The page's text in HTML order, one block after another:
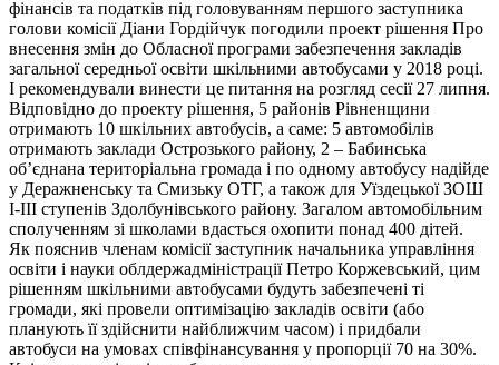
фінансів та податків під головуванням першого заступника
голови комісії Діани Гордійчук погодили проект рішення Про
внесення змін до Обласної програми забезпечення закладів
загальної середньої освіти шкільними автобусами у 2018 році.
І рекомендували винести це питання на розгляд сесії 27 липня.
Відповідно до проекту рішення, 5 районів Рівненщини
отримають 10 шкільних автобусів, а саме: 5 автомобілів
отримають заклади Острозького району, 2 – Бабинська
об’єднана територіальна громада і по одному автобусу надійде
у Деражненську та Смизьку ОТГ, а також для Уїздецької ЗОШ
I-III ступенів Здолбунівського району. Загалом автомобільним
сполученням зі школами вдасться охопити понад 400 дітей.
Як пояснив членам комісії заступник начальника управління
освіти і науки облдержадміністрації Петро Коржевський, цим
рішенням шкільними автобусами будуть забезпечені ті
громади, які провели оптимізацію закладів освіти (або
планують її здійснити найближчим часом) і придбали
автобуси на умовах співфінансування у пропорції 70 на 30%.